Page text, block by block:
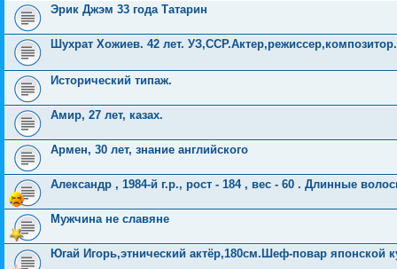
Эрик Джэм 33 года Татарин
Шухрат Хожиев. 42 лет. УЗ,ССР.Актер,режиссер,композитор.
Исторический типаж.
Амир, 27 лет, казах.
Армен, 30 лет, знание английского
Александр , 1984-й г.р., рост - 184 , вес - 60 . Длинные
Мужчина не славяне
Югай Игорь,этнический актёр,180см.Шеф-повар японской